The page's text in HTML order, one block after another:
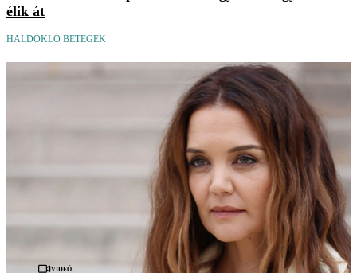
élik át
HALDOKLÓ BETEGEK
Videó